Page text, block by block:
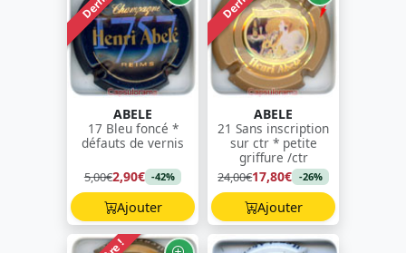
ABELE
17 Bleu foncé *
défauts de vernis
5,00€2,90€ -42%
Ajouter
ABELE
21 Sans inscription
sur ctr * petite
griffure /ctr
24,00€17,80€ -26%
Ajouter